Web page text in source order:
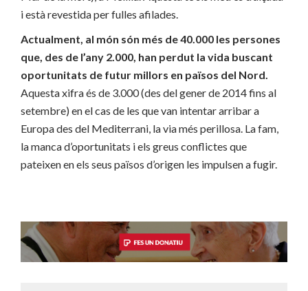
i està revestida per fulles afilades.
Actualment, al món són més de 40.000 les persones
que, des de l’any 2.000, han perdut la vida buscant
oportunitats de futur millors en països del Nord.
Aquesta xifra és de 3.000 (des del gener de 2014 fins al
setembre) en el cas de les que van intentar arribar a
Europa des del Mediterrani, la via més perillosa. La fam,
la manca d’oportunitats i els greus conflictes que
pateixen en els seus països d’origen les impulsen a fugir.